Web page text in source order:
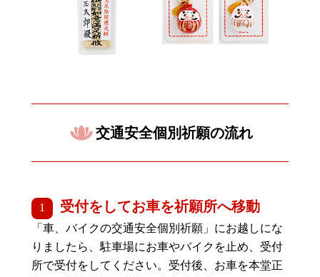
交通安全個別祈願の流れ
受付をしてお車を祈願所へ移動
「車、バイクの交通安全個別祈願」にお越しにな
りましたら、駐車場にお車やバイクを止め、受付
所で受付をしてください。受付後、お車を本堂正